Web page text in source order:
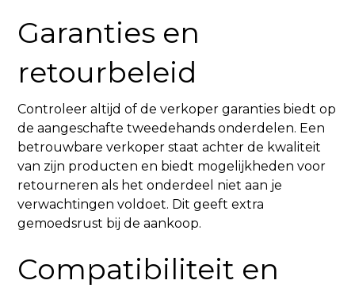
Garanties en
retourbeleid
Controleer altijd of de verkoper garanties biedt op
de aangeschafte tweedehands onderdelen. Een
betrouwbare verkoper staat achter de kwaliteit
van zijn producten en biedt mogelijkheden voor
retourneren als het onderdeel niet aan je
verwachtingen voldoet. Dit geeft extra
gemoedsrust bij de aankoop.
Compatibiliteit en